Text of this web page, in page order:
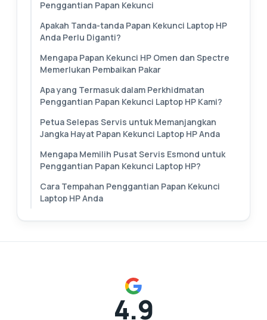
Penggantian Papan Kekunci
Apakah Tanda-tanda Papan Kekunci Laptop HP
Anda Perlu Diganti?
Mengapa Papan Kekunci HP Omen dan Spectre
Memerlukan Pembaikan Pakar
Apa yang Termasuk dalam Perkhidmatan
Penggantian Papan Kekunci Laptop HP Kami?
Petua Selepas Servis untuk Memanjangkan
Jangka Hayat Papan Kekunci Laptop HP Anda
Mengapa Memilih Pusat Servis Esmond untuk
Penggantian Papan Kekunci Laptop HP?
Cara Tempahan Penggantian Papan Kekunci
Laptop HP Anda
4.9